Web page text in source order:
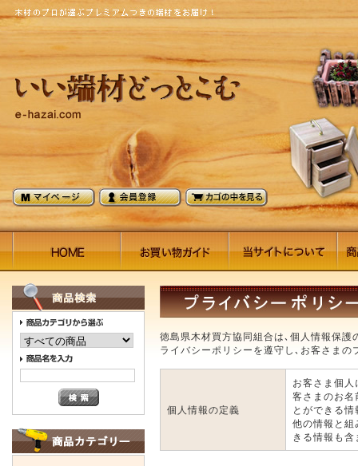
徳島県木材買方協同組合は､個人情報保
ライバシーポリシーを遵守し､お客さまの
個人情報の定義
お客さま個
客さまのお名
とができる
他の情報と組
きる情報も含